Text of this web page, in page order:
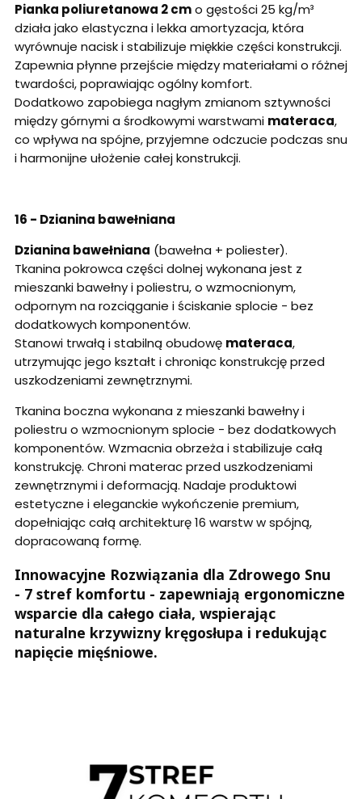
Pianka poliuretanowa 2 cmo gęstości 25 kg/m³
działa jako elastyczna i lekka amortyzacja, która
wyrównuje nacisk i stabilizuje miękkie części konstrukcji.
Zapewnia płynne przejście między materiałami o różnej
twardości, poprawiając ogólny komfort.
Dodatkowo zapobiega nagłym zmianom sztywności
między górnymi a środkowymi warstwami materaca,
co wpływa na spójne, przyjemne odczucie podczas snu
i harmonijne ułożenie całej konstrukcji.
16 - Dzianina bawełniana
Dzianina bawełniana (bawełna + poliester).
Tkanina pokrowca części dolnej wykonana jest z
mieszanki bawełny i poliestru, o wzmocnionym,
odpornym na rozciąganie i ściskanie splocie - bez
dodatkowych komponentów.
Stanowi trwałą i stabilną obudowę materaca,
utrzymując jego kształt i chroniąc konstrukcję przed
uszkodzeniami zewnętrznymi.
Tkanina boczna wykonana z mieszanki bawełny i
poliestru o wzmocnionym splocie - bez dodatkowych
komponentów. Wzmacnia obrzeża i stabilizuje całą
konstrukcję. Chroni materac przed uszkodzeniami
zewnętrznymi i deformacją. Nadaje produktowi
estetyczne i eleganckie wykończenie premium,
dopełniając całą architekturę 16 warstw w spójną,
dopracowaną formę.
Innowacyjne Rozwiązania dla Zdrowego Snu
- 7 stref komfortu - zapewniają ergonomiczne
wsparcie dla całego ciała, wspierając
naturalne krzywizny kręgosłupa i redukując
napięcie mięśniowe.